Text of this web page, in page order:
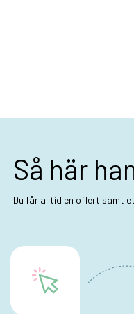
Så här
Du får alltid en offert samt